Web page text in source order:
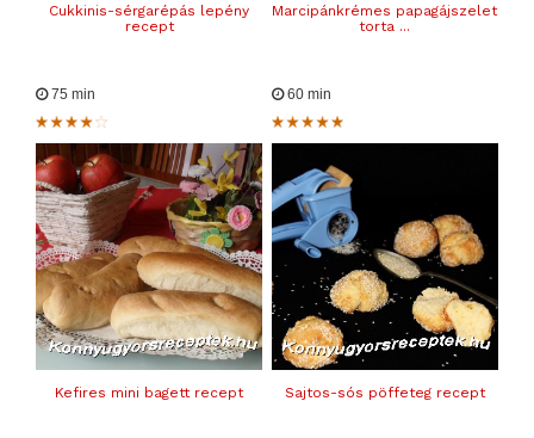
Cukkinis-sérgarépás lepény
recept
Marcipánkrémes papagájszelet
torta ...
75 min
Kefires mini bagett recept
60 min
Sajtos-sós pöffeteg recept